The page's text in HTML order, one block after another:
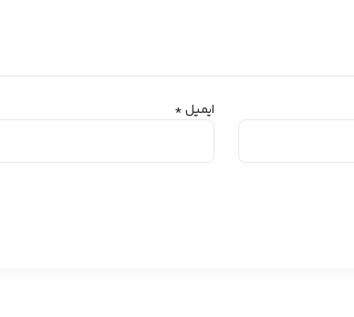
ایمیل*